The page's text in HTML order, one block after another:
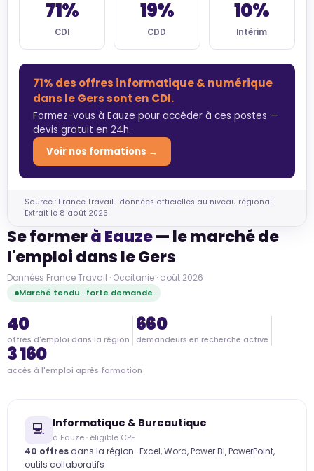
71%
CDI
19%
CDD
10%
Intérim
71% des offres informatique & numérique
dans le Gers sont en CDI.
Formez-vous à Eauze pour accéder à ces postes —
devis gratuit en 24h.
Voir nos formations →
Source : France Travail · données officielles au niveau régional
Extrait le 8 août 2026
Se formerà Eauze— le marché de
l'emploi dans le Gers
Données France Travail · Occitanie · août 2026
Marché tendu · forte demande
40
offres d'emploi dans la région
660
demandeurs en recherche active
3 160
accès à l'emploi après formation
💻 Informatique & Bureautique
à Eauze · éligible CPF
40 offres dans la région · Excel, Word, Power BI, PowerPoint,
outils collaboratifs